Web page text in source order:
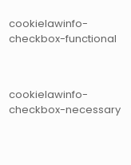
cookielawinfo-
checkbox-functional
cookielawinfo-
checkbox-necessary